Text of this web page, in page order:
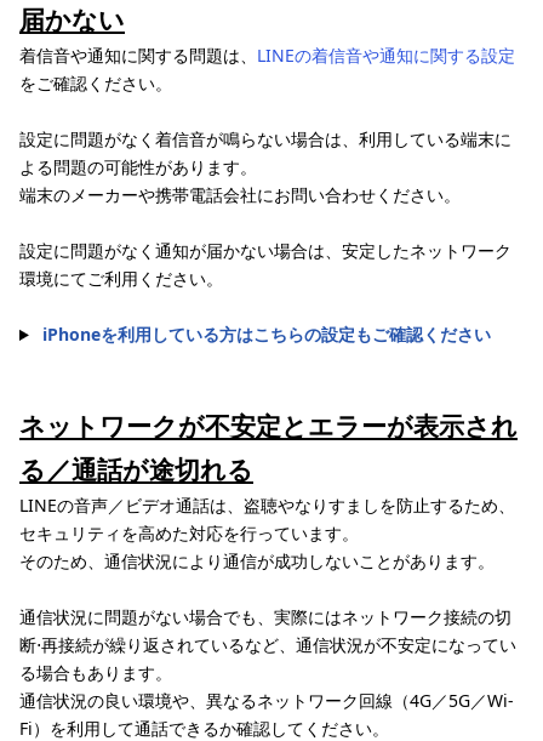
届かない
着信音や通知に関する問題は、 LINEの着信音や通知に関する設定
をご確認ください。
設定に問題がなく着信音が鳴らない場合は、利用している端末に
よる問題の可能性があります。
端末のメーカーや携帯電話会社にお問い合わせください。
設定に問題がなく通知が届かない場合は、安定したネットワーク
環境にてご利用ください。
iPhoneを利用している方はこちらの設定もご確認ください
ネットワークが不安定とエラーが表示され
る／通話が途切れる
LINEの音声／ビデオ通話は、盗聴やなりすましを防止するため、
セキュリティを高めた対応を行っています。
そのため、通信状況により通信が成功しないことがあります。
通信状況に問題がない場合でも、実際にはネットワーク接続の切
断⋅再接続が繰り返されているなど、通信状況が不安定になってい
る場合もあります。
通信状況の良い環境や、異なるネットワーク回線（4G／5G／Wi-
Fi）を利用して通話できるか確認してください。